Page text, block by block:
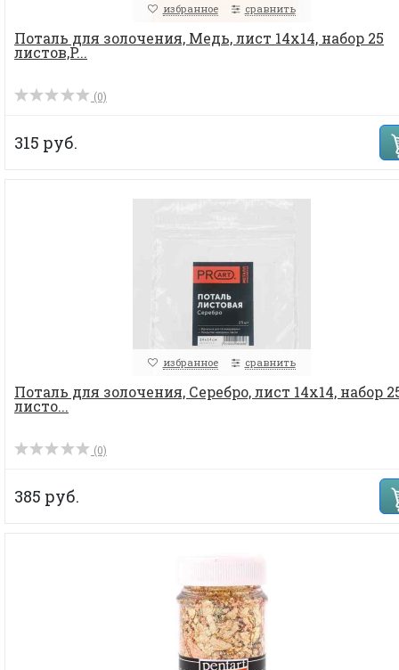
избранное сравнить
Поталь для золочения, Медь, лист 14х14, набор 25
листов,P...
(0)
315 руб.
избранное сравнить
Поталь для золочения, Серебро, лист 14х14, набор
листо...
(0)
385 руб.